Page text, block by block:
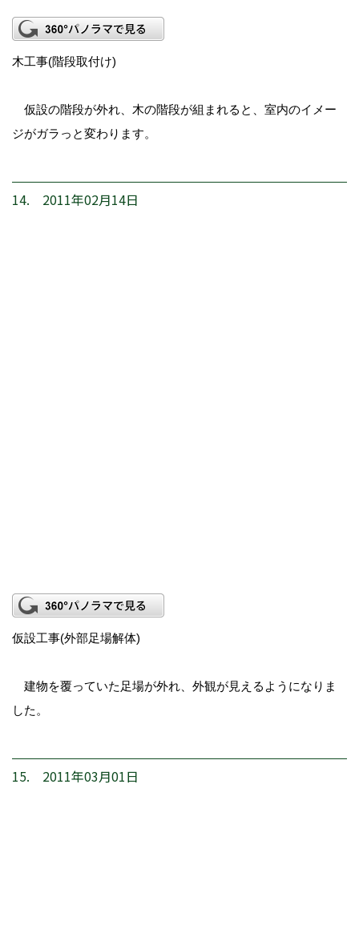
木工事(階段取付け)
仮設の階段が外れ、木の階段が組まれると、室内のイメー
ジがガラっと変わります。
14. 2011年02月14日
仮設工事(外部足場解体)
建物を覆っていた足場が外れ、外観が見えるようになりま
した。
15. 2011年03月01日